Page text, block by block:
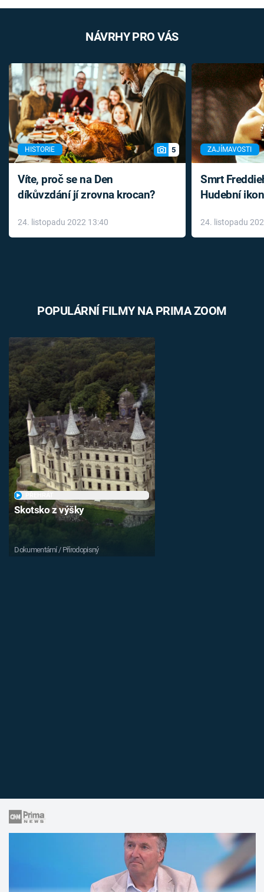
NÁVRHY PRO VÁS
HISTORIE 5
Víte, proč se na Den
díkůvzdání jí zrovna krocan?
24. listopadu 2022 13:40
ZAJÍMAVOSTI
Smrt
Hudební
léky
24. listopadu
POPULÁRNÍ FILMY NA PRIMA ZOOM
Skotsko z výšky
Dokumentární / Přírodopisný